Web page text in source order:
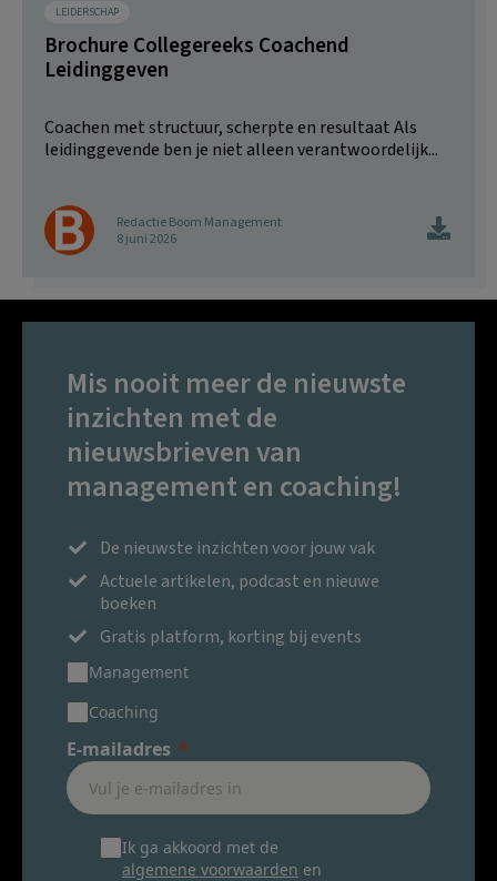
LEIDERSCHAP
Brochure Collegereeks Coachend
Leidinggeven
Coachen met structuur, scherpte en resultaat Als
leidinggevende ben je niet alleen verantwoordelijk...
Redactie Boom Management
8 juni 2026
Mis nooit meer de nieuwste
inzichten met de
nieuwsbrieven van
management en coaching!
De nieuwste inzichten voor jouw vak
Actuele artikelen, podcast en nieuwe
boeken
Gratis platform, korting bij events
Management
Coaching
E-mailadres
Ik ga akkoord met de
algemene voorwaarden en